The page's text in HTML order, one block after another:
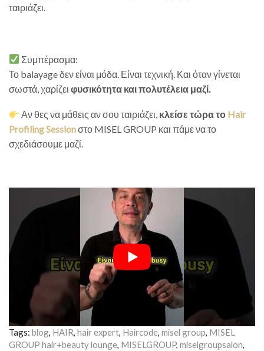
ταιριάζει.
Συμπέρασμα:
Το balayage δεν είναι μόδα. Είναι τεχνική. Και όταν γίνεται
σωστά, χαρίζει φυσικότητα και πολυτέλεια μαζί.
Αν θες να μάθεις αν σου ταιριάζει, κλείσε τώρα το Hair
Profiling Sessionστο MISEL GROUP και πάμε να το
σχεδιάσουμε μαζί.
Tags: blog, HAIR, hair expert, Haircode, misel group, MISEL
GROUP hair+beauty lounge, MISELGROUP, miselgroupsalon,